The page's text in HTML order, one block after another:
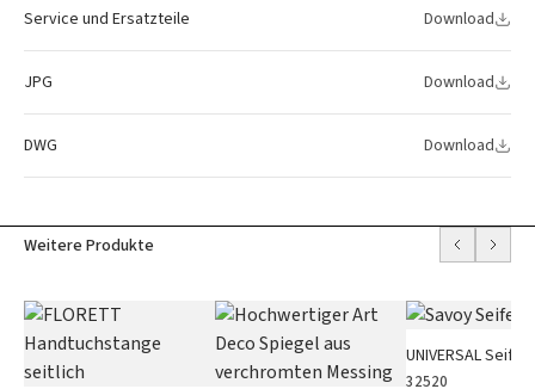
Service und Ersatzteile Download
JPG Download
DWG Download
Weitere Produkte
UNIVERSAL
32520